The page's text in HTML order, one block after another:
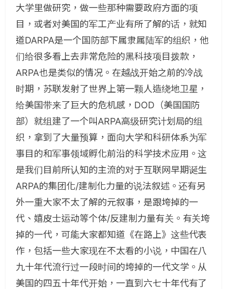
大学里做研究，做一些那种需要政府方面的项
目，或者对美国的军工产业有所了解的话，就知
道DARPA是一个国防部下属隶属陆军的组织，他
们给很多看上去非常危险的黑科技项目拨款，
ARPA也是类似的情况。在越战开始之前的冷战
时期，苏联发射了世界上第一颗人造绕地卫星，
给美国带来了巨大的危机感，DOD（美国国防
部）就组建了一个叫ARPA高级研究计划局的组
织，拿到了大量预算，面向大学和科研体系为军
事目的和军事领域孵化前沿的科学技术应用。这
是我们目前所认知的主流的对于互联网早期诞生
ARPA的集团化/建制化力量的说法叙述。还有另
外一重大家不太了解的元叙事，是跟垮掉的一
代、嬉皮士运动等个体/反建制力量有关。有关垮
掉的一代，可能大家都知道《在路上》这些代表
作，包括一些大家现在不太看的小说，中国在八
九十年代流行过一段时间的垮掉的一代文学。从
美国的四五十年代开始，一直到六七十年代有了